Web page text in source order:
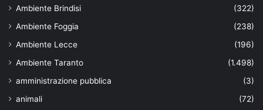
Ambiente Brindisi
(322)
Ambiente Foggia
(238)
Ambiente Lecce
(196)
Ambiente Taranto
(1.498)
amministrazione pubblica
(3)
animali
(72)